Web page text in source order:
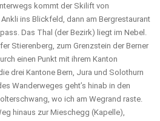
kommt der Skilift von
ins Blickfeld, dann am Bergrestaurant
Das Thal (der Bezirk) liegt im Nebel.
Stierenberg, zum Grenzstein der Berner
einen Punkt mit ihrem Kanton
drei Kantone Bern, Jura und Solothurn
Wanderweges geht’s hinab in den
wo ich am Wegrand raste.
hinaus zur Mieschegg (Kapelle),